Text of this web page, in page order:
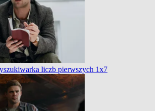
liczb pierwszych 1x7